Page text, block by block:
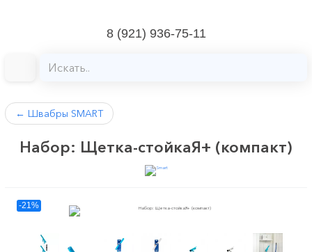
8 (921) 936-75-11
← Швабры SMART
Набор: Щетка-стойкаЯ+ (компакт)
-21%